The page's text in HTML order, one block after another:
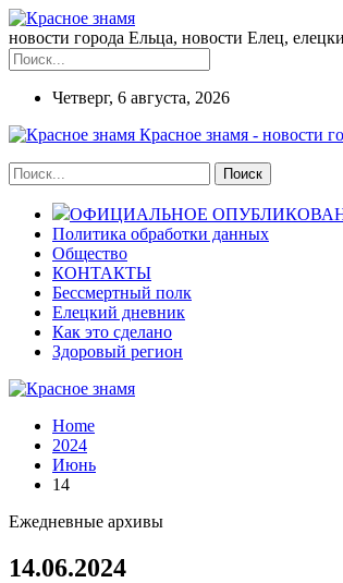
новости города Ельца, новости Елец,
Четверг, 6 августа, 2026
Красное знамя - новости
ОФИЦИАЛЬНОЕ
Политика обработки данных
Общество
КОНТАКТЫ
Бессмертный полк
Елецкий дневник
Как это сделано
Здоровый регион
Home
2024
Июнь
14
Ежедневные архивы
14.06.2024